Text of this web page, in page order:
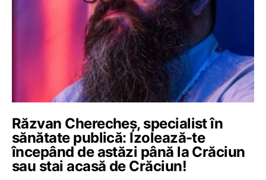
Răzvan Cherecheș, specialist în
sănătate publică: Izolează-te
începând de astăzi până la Crăciun
sau stai acasă de Crăciun!